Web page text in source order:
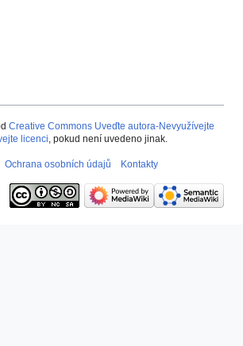
Creative Commons Uveďte autora-Nevyužívejte
licenci, pokud není uvedeno jinak.
Ochrana osobních údajů Kontakty